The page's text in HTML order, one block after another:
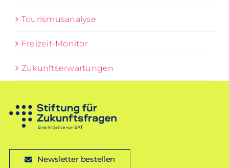
Tourismusanalyse
Freizeit-Monitor
Zukunftserwartungen
Newsletter bestellen